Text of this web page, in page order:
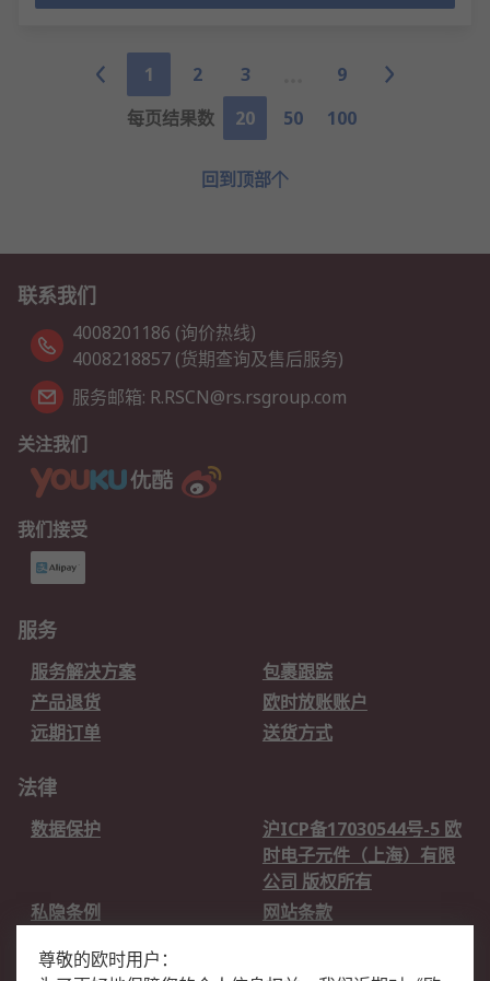
1 2 3
9
每页结果数
20 50 100
回到顶部
联系我们
4008201186 (询价热线)
4008218857 (货期查询及售后服务)
服务邮箱: R.RSCN@rs.rsgroup.com
关注我们
我们接受
服务
服务解决方案
包裹跟踪
产品退货
欧时放账账户
远期订单
送货方式
法律
数据保护
沪ICP备17030544号-5 欧
时电子元件（上海）有限
公司 版权所有
私隐条例
网站条款
尊敬的欧时用户：